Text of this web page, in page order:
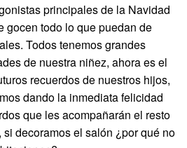
principales de la Navidad
gocen todo lo que puedan de
Todos tenemos grandes
de nuestra niñez, ahora es el
recuerdos de nuestros hijos,
dando la inmediata felicidad
que les acompañarán el resto
decoramos el salón ¿por qué no